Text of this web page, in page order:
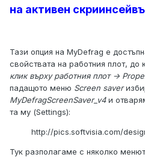
на активен
Тази опция на MyDefrag е
свойствата на работния плот, до
клик върху работния плот ->
падащото меню Screen saver
MyDefragScreenSaver_v4и
та му (Settings):
http://pics.softvisia.com/
Тук разполагаме с няколко